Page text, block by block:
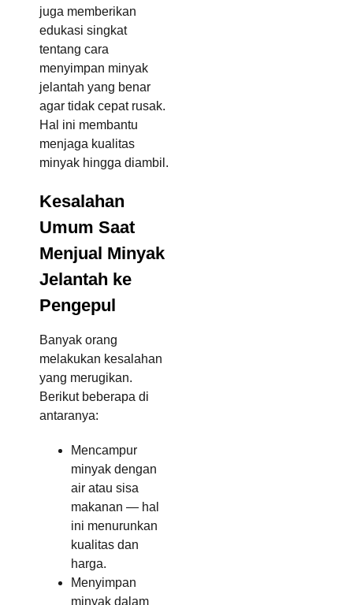
juga memberikan
edukasi singkat
tentang cara
menyimpan minyak
jelantah yang benar
agar tidak cepat rusak.
Hal ini membantu
menjaga kualitas
minyak hingga diambil.
Kesalahan
Umum Saat
Menjual Minyak
Jelantah ke
Pengepul
Banyak orang
melakukan kesalahan
yang merugikan.
Berikut beberapa di
antaranya:
Mencampur
minyak dengan
air atau sisa
makanan — hal
ini menurunkan
kualitas dan
harga.
Menyimpan
minyak dalam